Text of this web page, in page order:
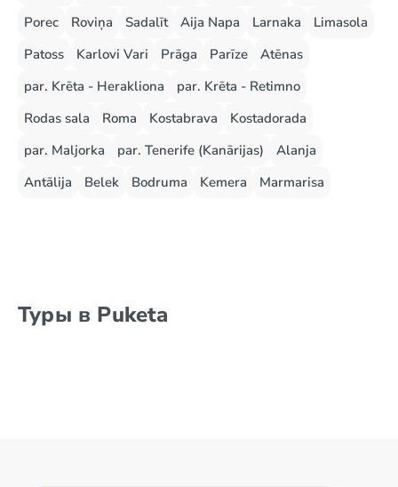
Porec
Roviņa Sadalīt Aija Napa Larnaka
Limasola
Patoss
Karlovi Vari Prāga Parīze
Atēnas
par. Krēta - Herakliona
par. Krēta - Retimno
Rodas sala
Roma Kostabrava
Kostadorada
par. Maljorka
par. Tenerife (Kanārijas)
Alanja
Antālija
Belek Bodruma Kemera Marmarisa
Туры в Puketa